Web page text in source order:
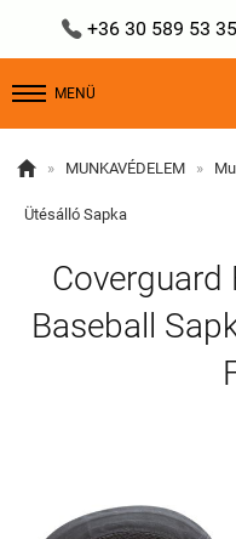
 +36 30 589 53 35
MENÜ
 » MUNKAVÉDELEM »
Ütésálló Sapka
Coverguard
Baseball